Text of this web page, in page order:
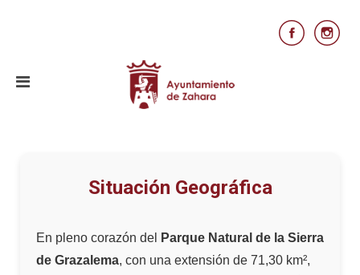
Situación Geográfica
En pleno corazón del
Parque Natural de la Sierra
de Grazalema, con una extensión de 71,30 km²,